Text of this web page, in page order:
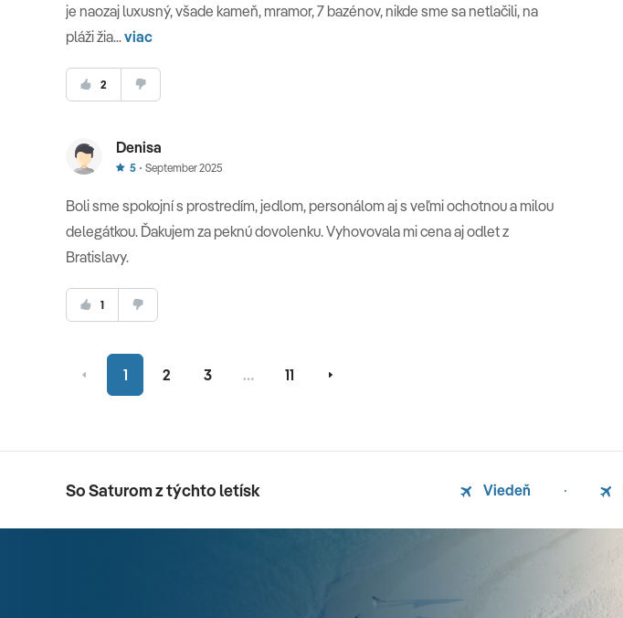
je naozaj luxusný, všade kameň, mramor, 7 bazénov, nikde sme sa netlačili, na
pláži žia...viac
2
Denisa
5 September 2025
Boli sme spokojní s prostredím, jedlom, personálom aj s veľmi ochotnou a milou
delegátkou. Ďakujem za peknú dovolenku. Vyhovovala mi cena aj odlet z
Bratislavy.
1
1 2 3 … 11
So Saturom z týchto letísk Viedeň